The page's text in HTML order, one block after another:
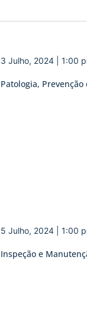
Patologia, Prevenção
3 Julho, 2024 | 1:00
Inspeção e
5 Julho, 2024 | 1:00